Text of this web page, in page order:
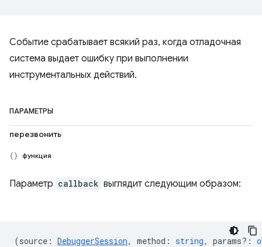
Событие срабатывает всякий раз, когда отладочная
система выдает ошибку при выполнении
инструментальных действий.
ПАРАМЕТРЫ
перезвонить
функция
Параметр callback выглядит следующим образом:
(source : DebuggerSession, method : string, params? :